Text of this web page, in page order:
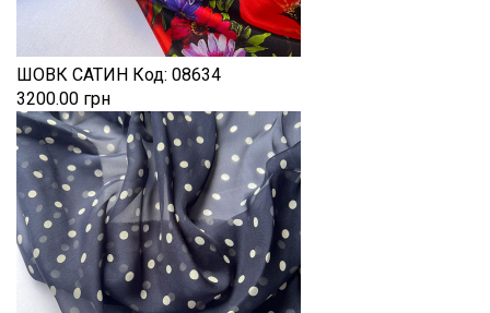
ШОВК САТИН Код: 08634
3200.00 грн